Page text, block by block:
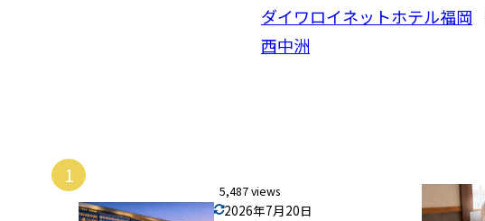
ダイワロイネットホテル福岡
西中洲
1
5,487 views
2026年7月20日